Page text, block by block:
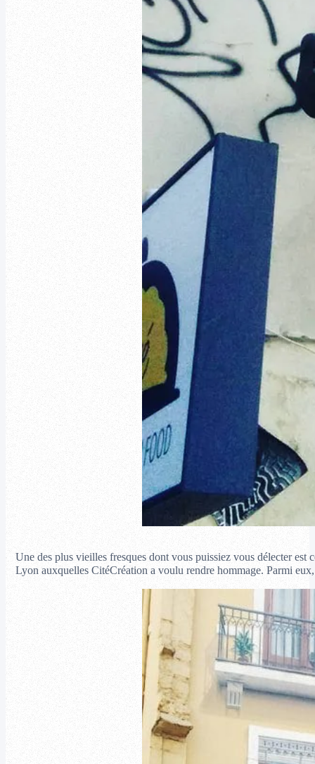
Une des plus vieilles fresques dont vous puissiez vous délecter
Lyon auxquelles CitéCréation a voulu rendre hommage. Parmi